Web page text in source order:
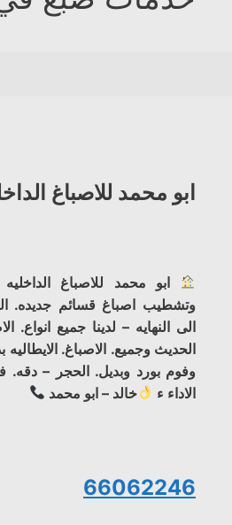
ابو محمد للاصباغ
ابو محمد للاصباغ
وتشطيب اصباغ قسائم جديده.
الى النهايه – لدينا جميع انواع.
الحديث وجميع. الاصباغ.
وفوم بورد وبديل. الحجر –
الاداء ء
خالد – ابو محمد
66062246